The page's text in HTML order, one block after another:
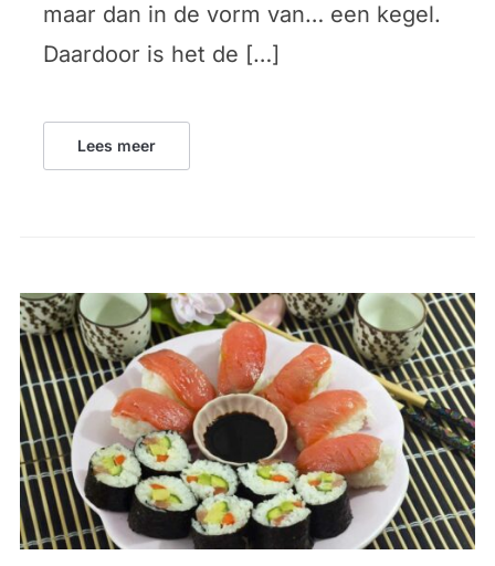
maar dan in de vorm van… een kegel.
Daardoor is het de […]
Lees meer